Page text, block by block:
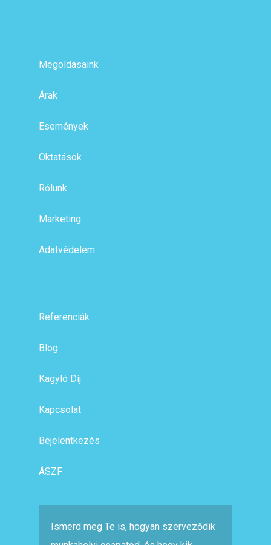
Megoldásaink
Árak
Események
Oktatások
Rólunk
Marketing
Adatvédelem
Referenciák
Blog
Kagyló Díj
Kapcsolat
Bejelentkezés
ÁSZF
Ismerd meg Te is, hogyan szerveződik